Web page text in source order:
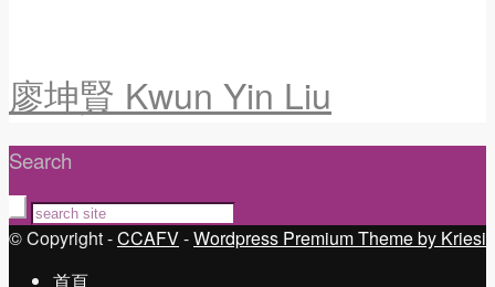
廖坤賢 Kwun Yin Liu
Search
© Copyright -CCAFV-Wordpress Premium Theme by Kriesi
首頁